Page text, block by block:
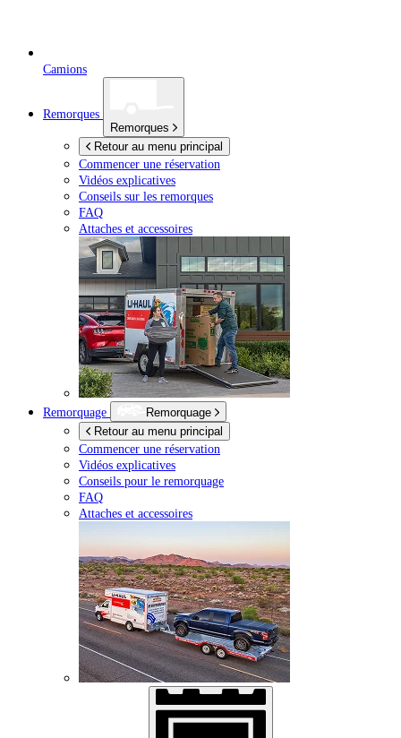
Camions
Remorques
Remorques
Retour au menu principal
Commencer une réservation
Vidéos explicatives
Conseils sur les remorques
FAQ
Attaches et accessoires
Remorquage
Remorquage
Retour au menu principal
Commencer une réservation
Vidéos explicatives
Conseils pour le remorquage
FAQ
Attaches et accessoires